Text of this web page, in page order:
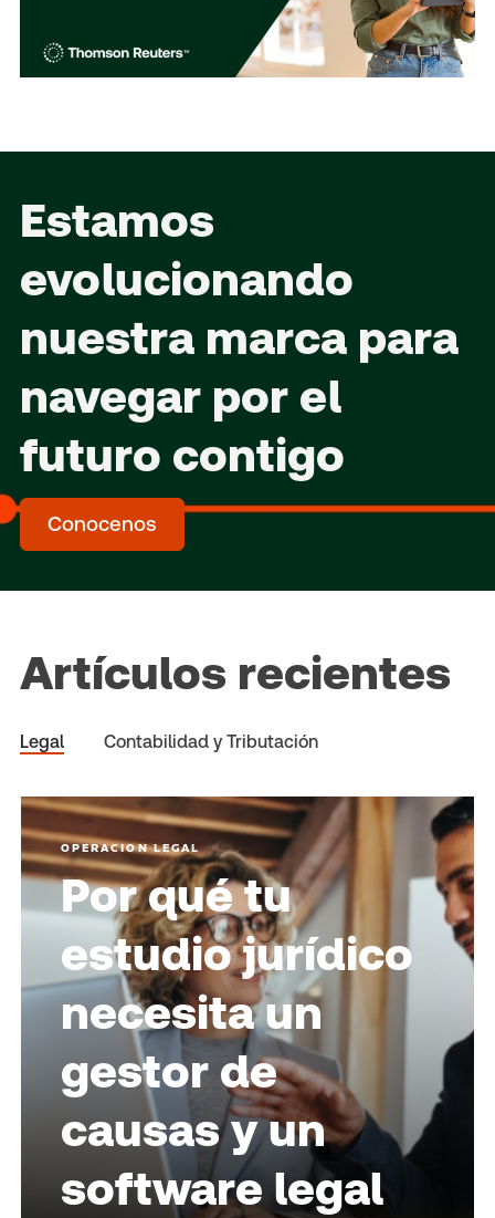
Estamos
evolucionando
nuestra marca para
navegar por el
futuro contigo
Conocenos
Artículos recientes
Legal Contabilidad y Tributación
OPERACION LEGAL
Por qué tu
estudio jurídico
necesita un
gestor de
causas y un
software legal